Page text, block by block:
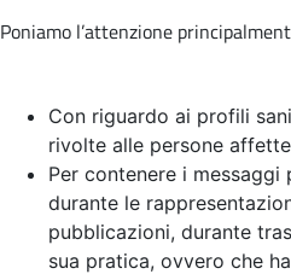
Poniamo l’attenzione
Con riguardo ai profili
rivolte alle persone
Per contenere i
durante le
pubblicazioni, durante
sua pratica, ovvero che